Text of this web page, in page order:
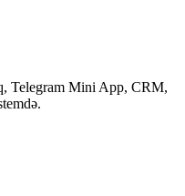
Telegram Mini App, CRM,